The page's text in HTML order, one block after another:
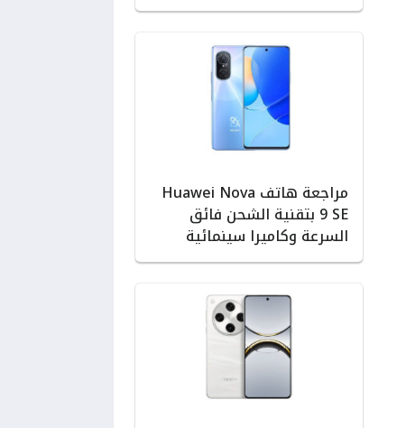
مراجعة هاتف Huawei Nova
9 SE بتقنية الشحن فائق
السرعة وكاميرا سينمائية